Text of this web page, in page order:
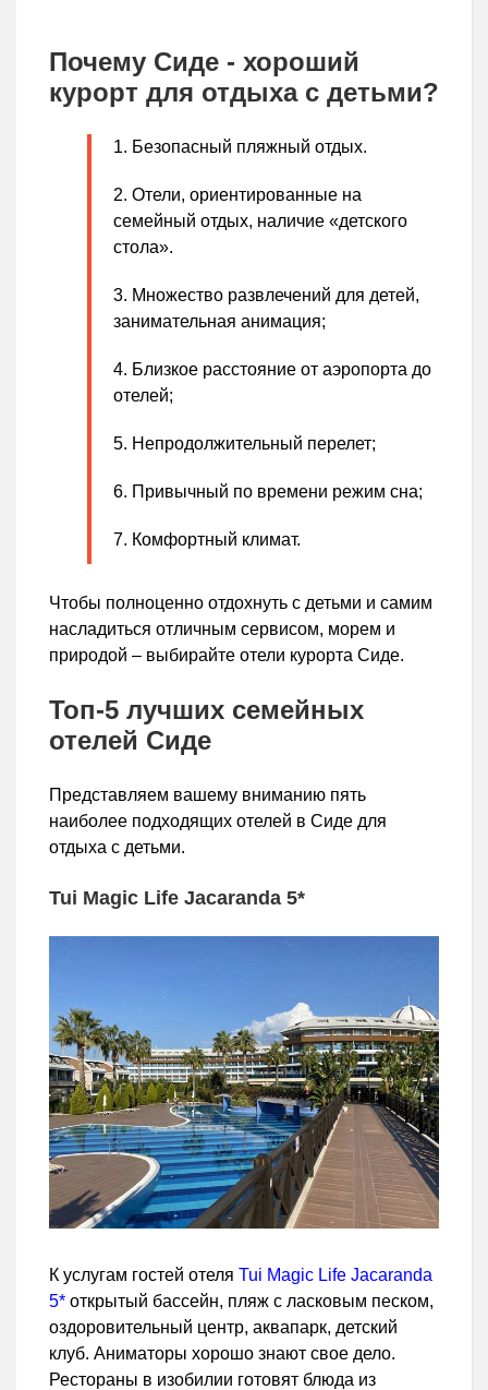
Почему Сиде - хороший
курорт для отдыха с детьми?
Безопасный пляжный отдых.
Отели, ориентированные на
семейный отдых, наличие «детского
стола».
Множество развлечений для детей,
занимательная анимация;
Близкое расстояние от аэропорта до
отелей;
Непродолжительный перелет;
Привычный по времени режим сна;
Комфортный климат.
Чтобы полноценно отдохнуть с детьми и самим
насладиться отличным сервисом, морем и
природой – выбирайте отели курорта Сиде.
Топ-5 лучших семейных
отелей Сиде
Представляем вашему вниманию пять
наиболее подходящих отелей в Сиде для
отдыха с детьми.
Tui Magic Life Jacaranda 5*
К услугам гостей отеля Tui Magic Life Jacaranda
5* открытый бассейн, пляж с ласковым песком,
оздоровительный центр, аквапарк, детский
клуб. Аниматоры хорошо знают свое дело.
Рестораны в изобилии готовят блюда из